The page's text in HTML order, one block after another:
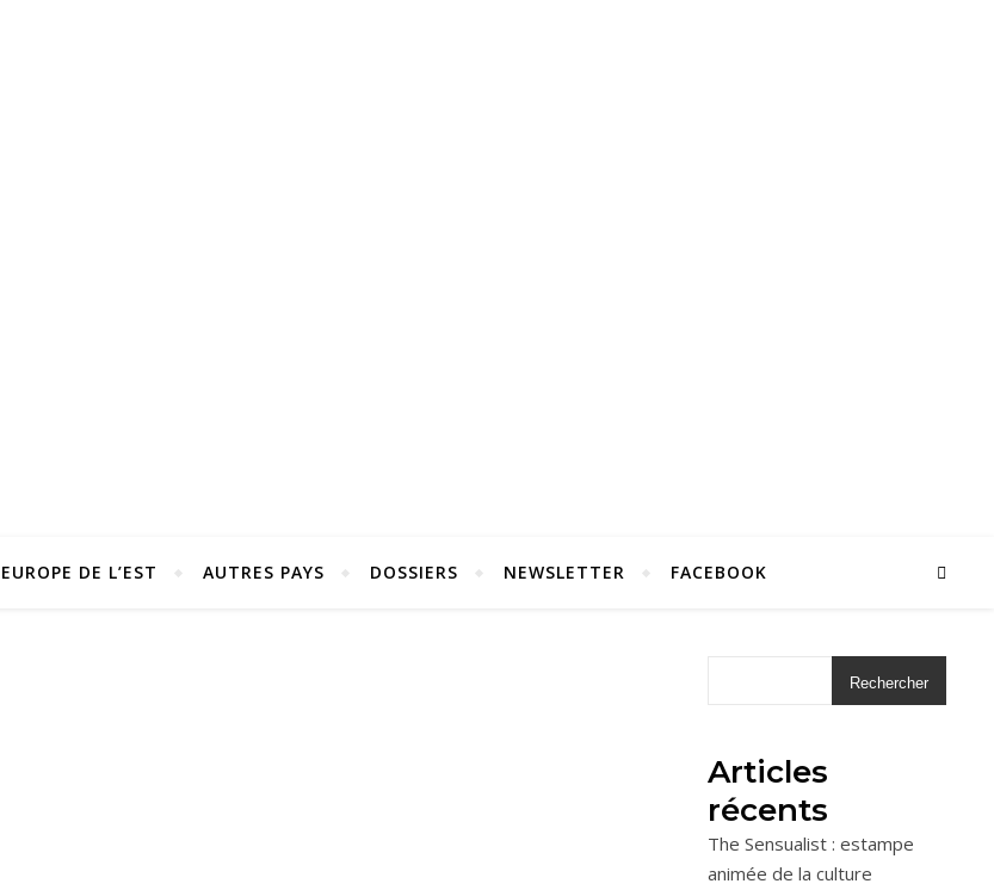
EUROPE DE L’EST AUTRES PAYS DOSSIERS NEWSLETTER FACEBOOK
Rechercher
Articles
récents
The Sensualist : estampe
animée de la culture